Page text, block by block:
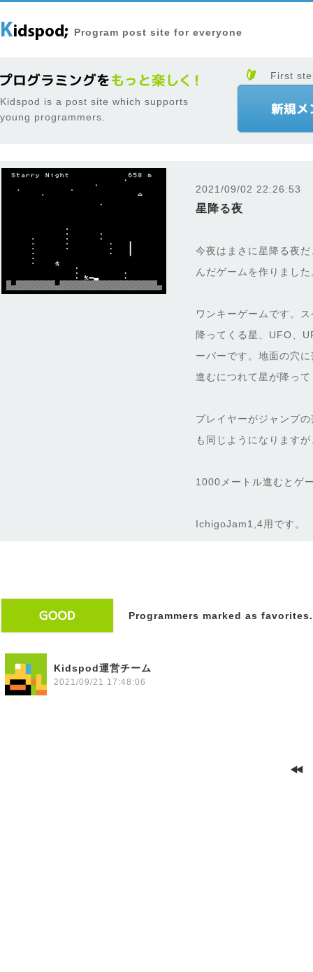
Program post site for everyone
Kidspod is a post site which supports
young programmers.
First
2021/09/02 22:26:53
星降る夜
今夜はまさに星降る夜
んだゲームを作りました
ワンキーゲームです。
降ってくる星、UFO、
ーバーです。地面の穴
進むにつれて星が降っ
プレイヤーがジャンプ
も同じようになります
1000メートル進むとゲ
IchigoJam1,4用です。
Programmers marked as favorites.
Kidspod運営チーム
2021/09/21 17:48:06